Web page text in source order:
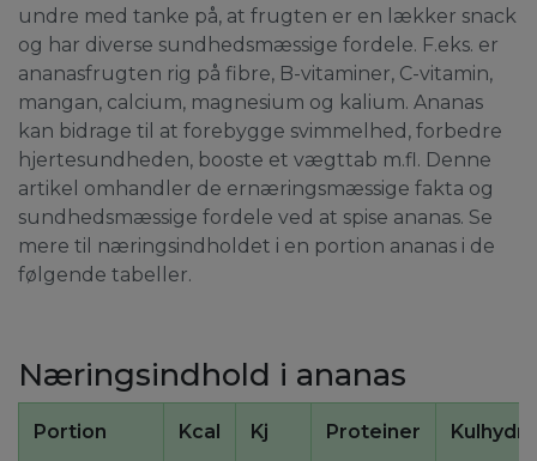
undre med tanke på, at frugten er en lækker snack
og har diverse sundhedsmæssige fordele. F.eks. er
ananasfrugten rig på fibre, B-vitaminer, C-vitamin,
mangan, calcium, magnesium og kalium. Ananas
kan bidrage til at forebygge svimmelhed, forbedre
hjertesundheden, booste et vægttab m.fl. Denne
artikel omhandler de ernæringsmæssige fakta og
sundhedsmæssige fordele ved at spise ananas. Se
mere til næringsindholdet i en portion ananas i de
følgende tabeller.
Næringsindhold i ananas
Portion Kcal Kj Proteiner